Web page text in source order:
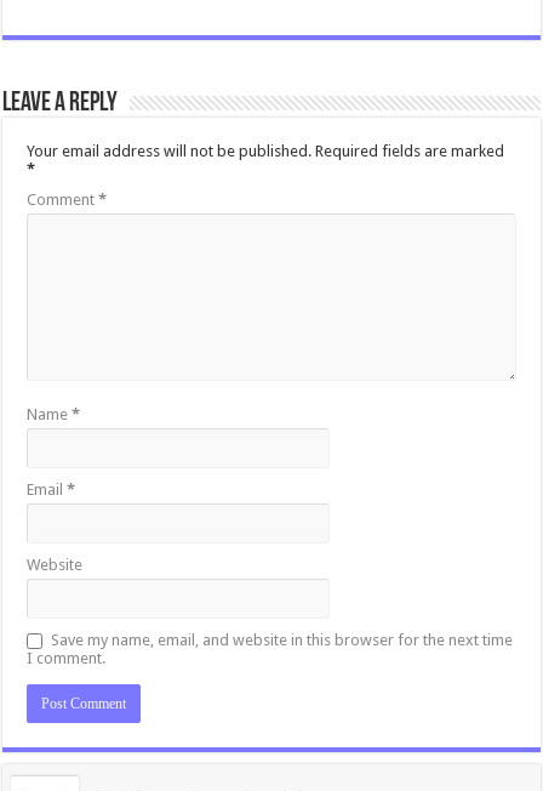
Leave a Reply
Your email address will not be published. Required fields are marked
*
Comment*
Name*
Email*
Website
Save my name, email, and website in this browser for the next time
I comment.